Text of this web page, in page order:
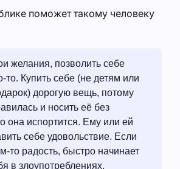
поможет такому человеку
желания, позволить себе
то. Купить себе (не детям или
дорогую вещь, потому
и носить её без
она испортится. Ему или ей
себе удовольствие. Если
то радость, быстро начинает
в злоупотреблениях.